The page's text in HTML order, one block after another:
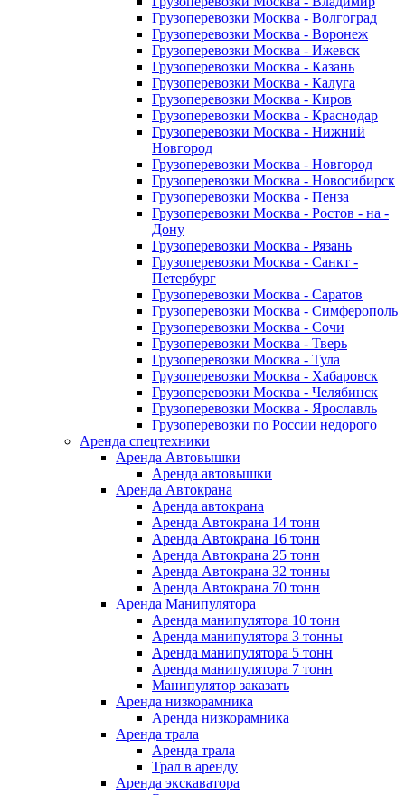
Грузоперевозки Москва - Волгоград
Грузоперевозки Москва - Воронеж
Грузоперевозки Москва - Ижевск
Грузоперевозки Москва - Казань
Грузоперевозки Москва - Калуга
Грузоперевозки Москва - Киров
Грузоперевозки Москва - Краснодар
Грузоперевозки Москва - Нижний
Новгород
Грузоперевозки Москва - Новгород
Грузоперевозки Москва - Новосибирск
Грузоперевозки Москва - Пенза
Грузоперевозки Москва - Ростов - на -
Дону
Грузоперевозки Москва - Рязань
Грузоперевозки Москва - Санкт -
Петербург
Грузоперевозки Москва - Саратов
Грузоперевозки Москва - Симферополь
Грузоперевозки Москва - Сочи
Грузоперевозки Москва - Тверь
Грузоперевозки Москва - Тула
Грузоперевозки Москва - Хабаровск
Грузоперевозки Москва - Челябинск
Грузоперевозки Москва - Ярославль
Грузоперевозки по России недорого
Аренда спецтехники
Аренда Автовышки
Аренда автовышки
Аренда Автокрана
Аренда автокрана
Аренда Автокрана 14 тонн
Аренда Автокрана 16 тонн
Аренда Автокрана 25 тонн
Аренда Автокрана 32 тонны
Аренда Автокрана 70 тонн
Аренда Манипулятора
Аренда манипулятора 10 тонн
Аренда манипулятора 3 тонны
Аренда манипулятора 5 тонн
Аренда манипулятора 7 тонн
Манипулятор заказать
Аренда низкорамника
Аренда низкорамника
Аренда трала
Аренда трала
Трал в аренду
Аренда экскаватора